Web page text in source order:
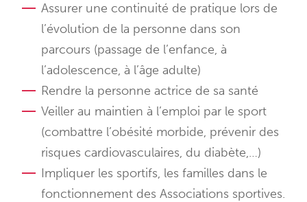
Assurer une continuité de pratique lors de
l’évolution de la personne dans son
parcours (passage de l’enfance, à
l’adolescence, à l’âge adulte)
Rendre la personne actrice de sa santé
Veiller au maintien à l’emploi par le sport
(combattre l’obésité morbide, prévenir des
risques cardiovasculaires, du diabète,…)
Impliquer les sportifs, les familles dans le
fonctionnement des Associations sportives.